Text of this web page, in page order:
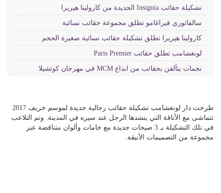
تشكيلة حقائب Insignia الجديدة من كارولينا هيريرا
سالفاتوري فيراغامو تطلق مجموعة حقائب نسائية
كارولينا هيريرا تطلق تشكيلة حقائب نسائية صغيرة الحجم
لونغشامب تطلق حقائب Paris Premier
نجمات يتألقن بحقائب من ابداع MCM في مهرجان كوتشيلا
طرحت دار لونغشامب تشكيلة حقائب رجالية جديدة لموسم خريف 2017
تتماشى مع الأناقة التي ينشدها الرجل عند سيره في المدينة. وتم التلاعب
في تلك التشكيلة بـ 3 صيحات جديدة مع خامات وألوان متناقضة عبر
مجموعة من التصميمات الأنيقة.